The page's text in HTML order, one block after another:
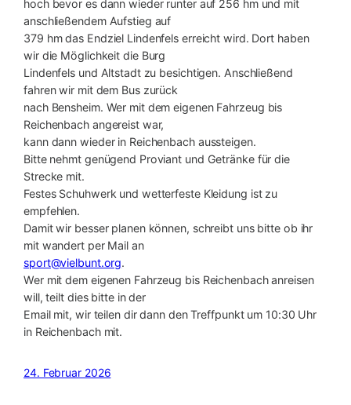
hoch bevor es dann wieder runter auf 256 hm und mit
anschließendem Aufstieg auf
379 hm das Endziel Lindenfels erreicht wird. Dort haben
wir die Möglichkeit die Burg
Lindenfels und Altstadt zu besichtigen. Anschließend
fahren wir mit dem Bus zurück
nach Bensheim. Wer mit dem eigenen Fahrzeug bis
Reichenbach angereist war,
kann dann wieder in Reichenbach aussteigen.
Bitte nehmt genügend Proviant und Getränke für die
Strecke mit.
Festes Schuhwerk und wetterfeste Kleidung ist zu
empfehlen.
Damit wir besser planen können, schreibt uns bitte ob ihr
mit wandert per Mail an
sport@vielbunt.org.
Wer mit dem eigenen Fahrzeug bis Reichenbach anreisen
will, teilt dies bitte in der
Email mit, wir teilen dir dann den Treffpunkt um 10:30 Uhr
in Reichenbach mit.
24. Februar 2026